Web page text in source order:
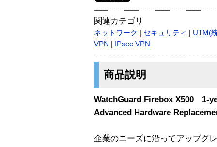
関連カテゴリ
ネットワーク セキュリティ
UTM(
VPN
IPsec VPN
商品説明
WatchGuard Firebox X500 1-
Advanced Hardware
企業のニーズに沿ってアップグ